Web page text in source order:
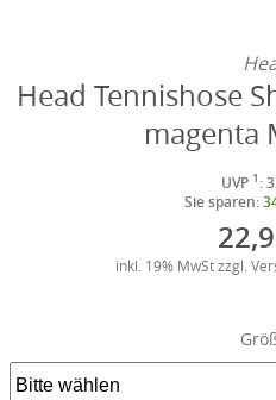
Head Tennishose
magenta
UVP 1 :
Sie sparen:
inkl. 19% MwSt zzgl.